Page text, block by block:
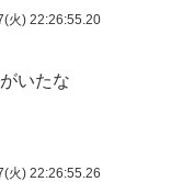
火) 22:26:55.20
いたな
火) 22:26:55.26